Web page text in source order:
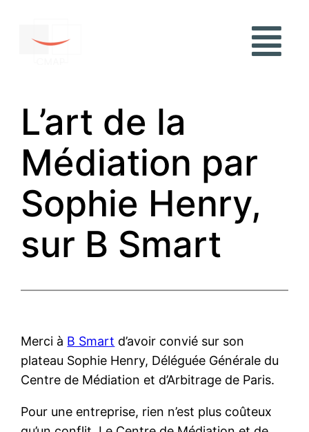
L’art de la
Médiation par
Sophie Henry,
sur B Smart
Merci à B Smart d’avoir convié sur son
plateau Sophie Henry, Déléguée Générale du
Centre de Médiation et d’Arbitrage de Paris.
Pour une entreprise, rien n’est plus coûteux